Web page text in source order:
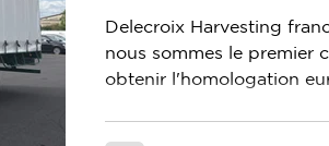
pour ses
légumières
Delecroix Harvesting
nous sommes le premier
obtenir l'homologation